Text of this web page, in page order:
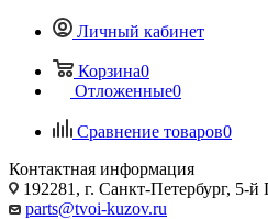
Личный кабинет
Корзина0
Отложенные0
Сравнение товаров0
Контактная информация
192281, г. Санкт-Петербург, 5-
parts@tvoi-kuzov.ru